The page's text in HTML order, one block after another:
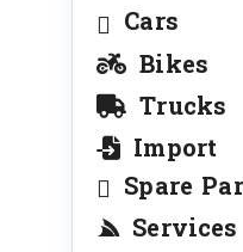
Cars
Bikes
Trucks
Import
Spare
Services